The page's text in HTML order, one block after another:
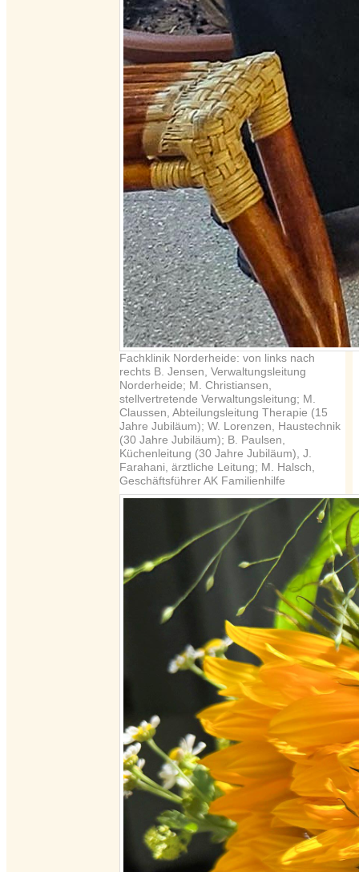
Fachklinik Norderheide: von links nach
rechts B. Jensen, Verwaltungsleitung
Norderheide; M. Christiansen,
stellvertretende Verwaltungsleitung; M.
Claussen, Abteilungsleitung Therapie (15
Jahre Jubiläum); W. Lorenzen, Haustechnik
(30 Jahre Jubiläum); B. Paulsen,
Küchenleitung (30 Jahre Jubiläum), J.
Farahani, ärztliche Leitung; M. Halsch,
Geschäftsführer AK Familienhilfe